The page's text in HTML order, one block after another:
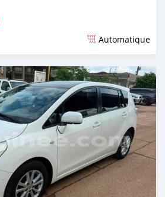
Automatique